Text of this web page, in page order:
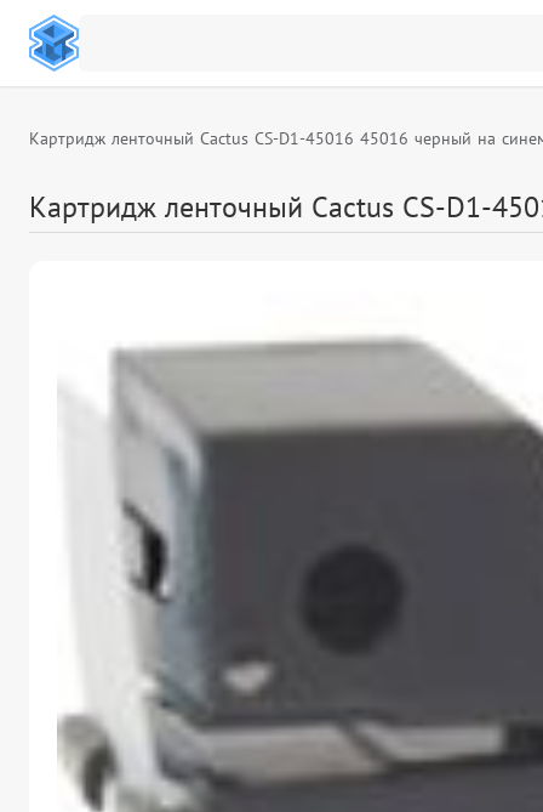
Картридж ленточный Cactus CS-D1-45016 45016 черный на
Картридж ленточный Cactus CS-D1-